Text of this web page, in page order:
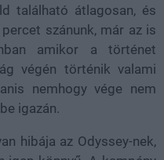
található átlagosan, és
szánunk, már az is
amikor a történet
végén történik valami
nemhogy vége nem
igazán.
hibája az Odyssey-nek,